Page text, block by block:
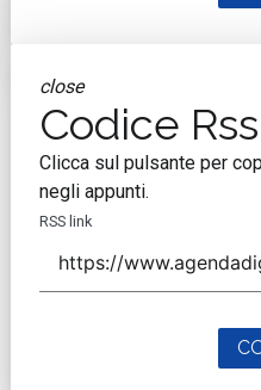
close
Codice Rss
Clicca sul pulsante per
negli appunti.
RSS link